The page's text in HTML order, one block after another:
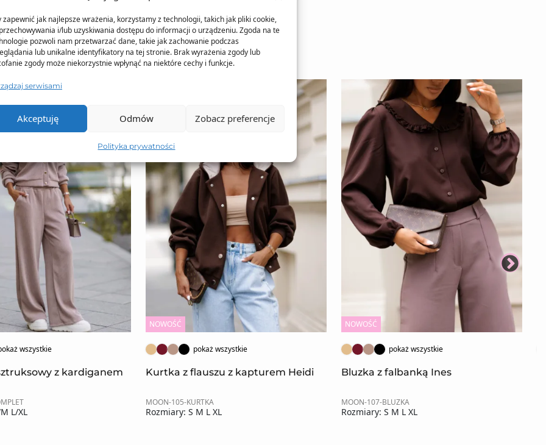
zapewnić jak najlepsze wrażenia, korzystamy z technologii, takich jak pliki cookie,
i/lub uzyskiwania dostępu do informacji o urządzeniu. Zgoda na te
pozwoli nam przetwarzać dane, takie jak zachowanie podczas
lub unikalne identyfikatory na tej stronie. Brak wyrażenia zgody lub
zgody może niekorzystnie wpłynąć na niektóre cechy i funkcje.
serwisami
Akceptuję Odmów Zobacz preferencje
Polityka prywatności
TO SIĘ TERAZ SPRZEDAJE
wszystkie
z kardiganem
L/XL
NOWOŚĆ
pokaż wszystkie
Kurtka z flauszu z kapturem Heidi
MOON-105-KURTKA
Rozmiary: S M L XL
NOWOŚĆ
pokaż wszystkie
Bluzka z falbanką Ines
MOON-107-BLUZKA
Rozmiary: S M L XL